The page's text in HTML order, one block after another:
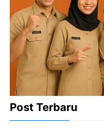
Post Terbaru